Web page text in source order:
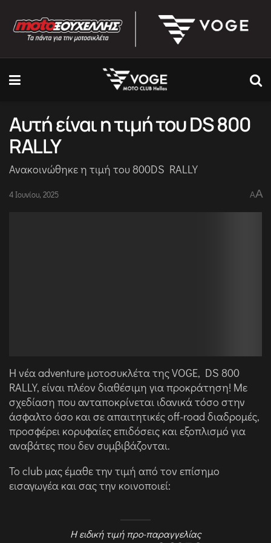
Αυτή είναι η τιμή του DS 800
RALLY
Ανακοινώθηκε η τιμή του 800DS RALLY
4 Ιουνίου, 2025 AA
Η νέα adventure μοτοσυκλέτα της VOGE, DS 800
RALLY, είναι πλέον διαθέσιμη για προκράτηση! Με
σχεδίαση που ανταποκρίνεται ιδανικά τόσο στην
άσφαλτο όσο και σε απαιτητικές off-road διαδρομές,
προσφέρει κορυφαίες επιδόσεις και εξοπλισμό για
αναβάτες που δεν συμβιβάζονται.
Το club μας έμαθε την τιμή από τον επίσημο
εισαγωγέα και σας την κοινοποιεί:
Η ειδική τιμή προ-παραγγελίας